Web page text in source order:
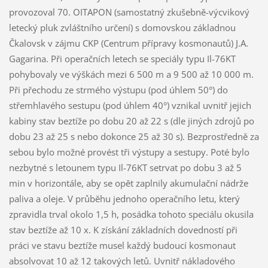
provozoval 70. OITAPON (samostatný zkušebně-výcvikový
letecký pluk zvláštního určení) s domovskou základnou
Čkalovsk v zájmu CKP (Centrum přípravy kosmonautů) J.A.
Gagarina. Při operačních letech se speciály typu Il-76KT
pohybovaly ve výškách mezi 6 500 m a 9 500 až 10 000 m.
Při přechodu ze strmého výstupu (pod úhlem 50°) do
střemhlavého sestupu (pod úhlem 40°) vznikal uvnitř jejich
kabiny stav beztíže po dobu 20 až 22 s (dle jiných zdrojů po
dobu 23 až 25 s nebo dokonce 25 až 30 s). Bezprostředně za
sebou bylo možné provést tři výstupy a sestupy. Poté bylo
nezbytné s letounem typu Il-76KT setrvat po dobu 3 až 5
min v horizontále, aby se opět zaplnily akumulační nádrže
paliva a oleje. V průběhu jednoho operačního letu, který
zpravidla trval okolo 1,5 h, posádka tohoto speciálu okusila
stav beztíže až 10 x. K získání základních dovedností při
práci ve stavu beztíže musel každý budoucí kosmonaut
absolvovat 10 až 12 takových letů. Uvnitř nákladového